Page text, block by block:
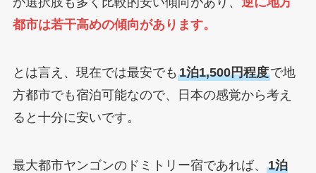
都市は若干高めの傾向があります。
とは言え、現在では最安でも 1泊1,500円程度で地
方都市でも宿泊可能なので、日本の感覚から考え
ると十分に安いです。
最大都市ヤンゴンのドミトリー宿であれば、 1泊